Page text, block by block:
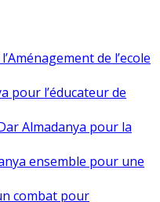
de l’ecole
pour l’éducateur de
Almadanya pour la
ensemble pour une
combat pour